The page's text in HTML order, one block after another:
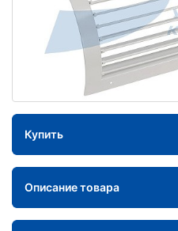
Купить
Описание товара